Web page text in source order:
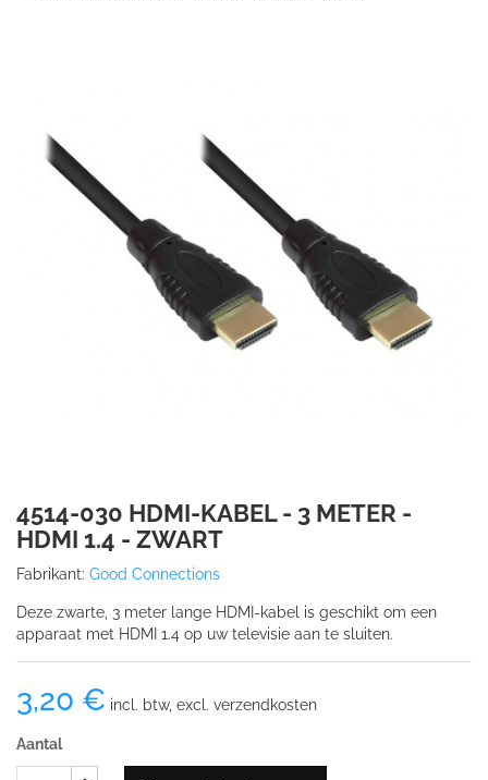
4514-030 HDMI-KABEL - 3 METER -
HDMI 1.4 - ZWART
Fabrikant: Good Connections
Deze zwarte, 3 meter lange HDMI-kabel is geschikt om een
apparaat met HDMI 1.4 op uw televisie aan te sluiten.
3,20 € incl. btw, excl. verzendkosten
Aantal